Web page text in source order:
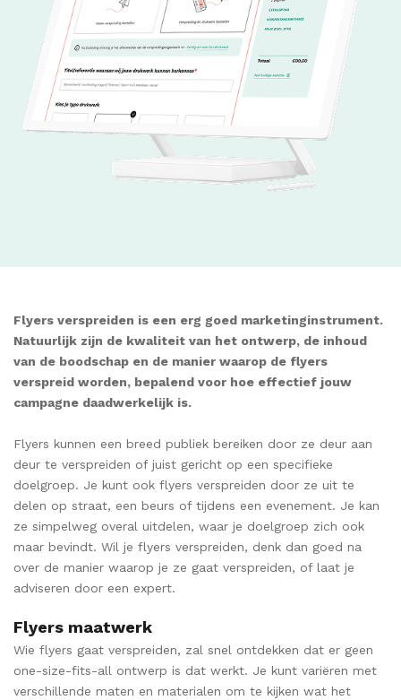
Flyers verspreiden is een erg goed marketinginstrument.
Natuurlijk zijn de kwaliteit van het ontwerp, de inhoud
van de boodschap en de manier waarop de flyers
verspreid worden, bepalend voor hoe effectief jouw
campagne daadwerkelijk is.
Flyers kunnen een breed publiek bereiken door ze deur aan
deur te verspreiden of juist gericht op een specifieke
doelgroep. Je kunt ook flyers verspreiden door ze uit te
delen op straat, een beurs of tijdens een evenement. Je kan
ze simpelweg overal uitdelen, waar je doelgroep zich ook
maar bevindt. Wil je flyers verspreiden, denk dan goed na
over de manier waarop je ze gaat verspreiden, of laat je
adviseren door een expert.
Flyers maatwerk
Wie flyers gaat verspreiden, zal snel ontdekken dat er geen
one-size-fits-all ontwerp is dat werkt. Je kunt variëren met
verschillende maten en materialen om te kijken wat het